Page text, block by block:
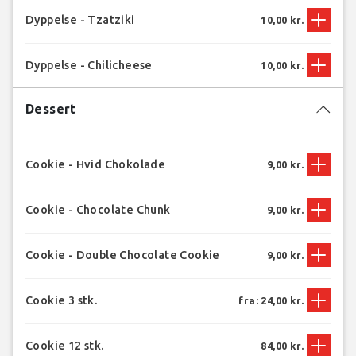
Dyppelse - Tzatziki 10,00 kr.
Dyppelse - Chilicheese 10,00 kr.
Dessert
Cookie - Hvid Chokolade 9,00 kr.
Cookie - Chocolate Chunk 9,00 kr.
Cookie - Double Chocolate Cookie 9,00 kr.
Cookie 3 stk. fra: 24,00 kr.
Cookie 12 stk. 84,00 kr.